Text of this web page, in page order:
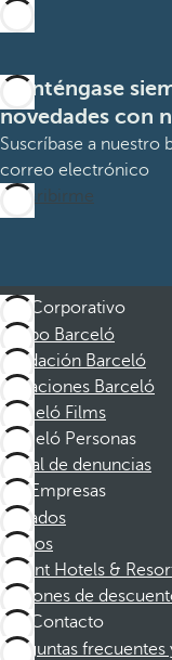
Manténgase
novedades con
Suscríbase a nuestro
correo electrónico
Suscribirme
Corporativo
Grupo Barceló
Fundación Barceló
Vacaciones Barceló
Barceló Films
Barceló Personas
Canal de denuncias
Empresas
Afiliados
Socios
Dorint Hotels &
Cupones de
Contacto
Preguntas frecuentes